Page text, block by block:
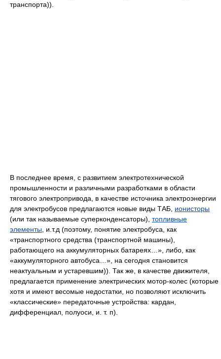
транспорта)).
В последнее время, с развитием электротехнической
промышленности и различными разработками в области
тягового электропривода, в качестве источника электроэнергии
для электробусов предлагаются новые виды ТАБ, ионисторы
(или так называемые суперконденсаторы), топливные
элементы , и.т.д (поэтому, понятие электробуса, как
«транспортного средства (транспортной машины),
работающего на аккумуляторных батареях…», либо, как
«аккумуляторного автобуса…», на сегодня становится
неактуальным и устаревшим)). Так же, в качестве движителя,
предлагается применение электрических мотор-колес (которые
хотя и имеют весомые недостатки, но позволяют исключить
«классические» передаточные устройства: кардан,
дифференциал, полуоси, и. т. п).